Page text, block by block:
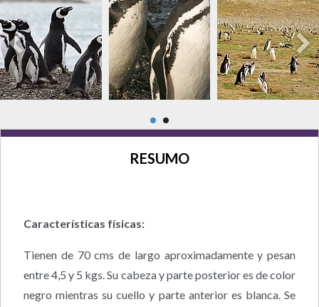
RESUMO
Características físicas:
Tienen de 70 cms de largo aproximadamente y pesan
entre 4,5 y 5 kgs. Su cabeza y parte posterior es de color
negro mientras su cuello y parte anterior es blanca. Se